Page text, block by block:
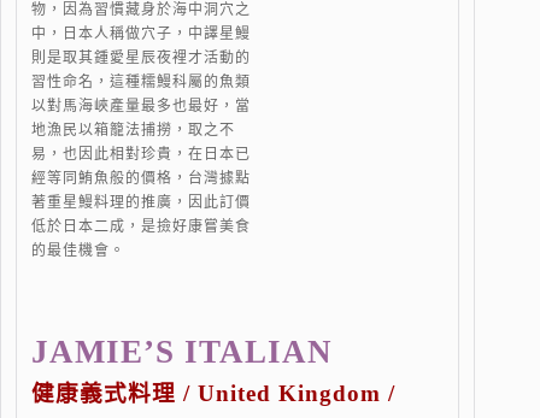
物，因為習慣藏身於海中洞穴之
中，日本人稱做穴子，中譯星鰻
則是取其鍾愛星辰夜裡才活動的
習性命名，這種糯鰻科屬的魚類
以對馬海峽產量最多也最好，當
地漁民以箱籠法捕撈，取之不
易，也因此相對珍貴，在日本已
經等同鮪魚般的價格，台灣據點
著重星鰻料理的推廣，因此訂價
低於日本二成，是撿好康嘗美食
的最佳機會。
JAMIE’S ITALIAN
健康義式料理 / United Kingdom /